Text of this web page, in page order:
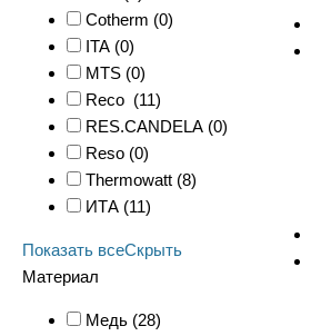
Cotherm (0)
ITA (0)
MTS (0)
Reco (11)
RES.CANDELA (0)
Reso (0)
Thermowatt (8)
ИТА (11)
Показать всеСкрыть
Материал
Медь (28)